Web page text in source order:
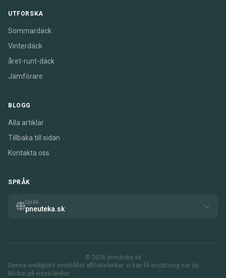
UTFORSKA
Sommardäck
Vinterdäck
året-runt-däck
Jämförare
BLOGG
Alla artiklar
Tillbaka till sidan
Kontakta oss
SPRÅK
Språk
pneuteka.sk
© 2026 pneuteka.sk
Denna webbplats innehåller affiliatelänkar. vi kan få ersättning när du
klickar på vissa länkar.